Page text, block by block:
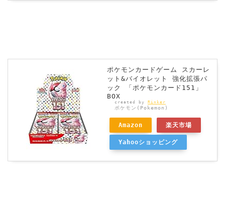
ポケモンカードゲーム スカーレ
ット&バイオレット 強化拡張パ
ック 「ポケモンカード151」
BOX
created by Rinker
ポケモン(Pokemon)
Amazon 楽天市場
Yahooショッピング